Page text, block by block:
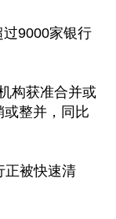
9000家银行
构获准合并或
整并，同比
正被快速清